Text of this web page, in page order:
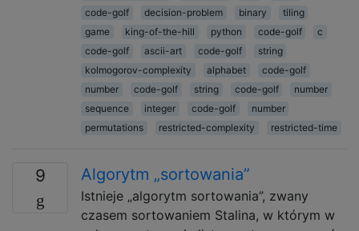
code-golf
decision-problem binary
tiling
game
king-of-the-hill python code-golf
c
code-golf
ascii-art code-golf
string
kolmogorov-complexity
alphabet
code-golf
number
code-golf string code-golf
number
sequence
integer code-golf
number
permutations
restricted-complexity restricted-time
9 Algorytm „sortowania”
Istnieje „algorytm sortowania”, zwany
czasem sortowaniem Stalina, w którym w